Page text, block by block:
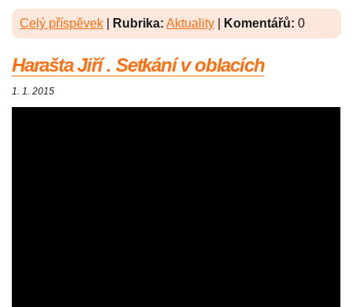
Celý příspěvek Rubrika: Aktuality Komentářů: 0
Harašta Jiří . Setkání v oblacích
1. 1. 2015